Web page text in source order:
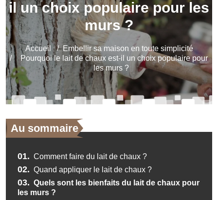
il un choix populaire pour les
murs ?
Accueil
Embellir sa maison en toute simplicité
Pourquoi le lait de chaux est-il un choix populaire pour
les murs ?
Au sommaire
01. Comment faire du lait de chaux ?
02. Quand appliquer le lait de chaux ?
03. Quels sont les bienfaits du lait de chaux pour
les murs ?